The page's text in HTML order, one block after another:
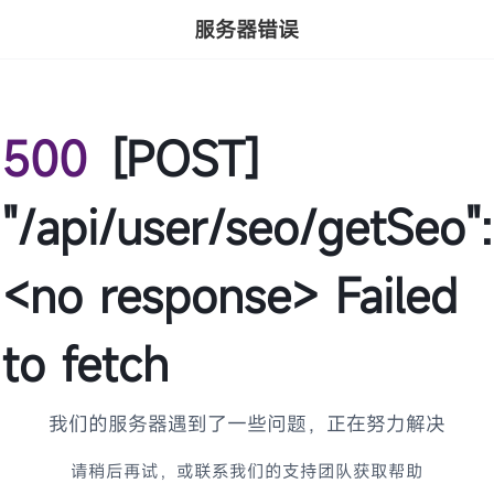
服务器错误
500 [POST]
"/api/user/seo/getSeo":
<no response> Failed
to fetch
我们的服务器遇到了一些问题，正在努力解决
请稍后再试，或联系我们的支持团队获取帮助